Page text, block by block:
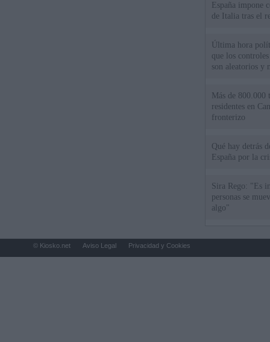
España impone
de Italia tras el
Última hora
que los
son aleatorios y
Más de 800.000
residentes en
fronterizo
Qué hay detrás
España por la
Sira Rego: "Es
personas se
algo"
© Kiosko.net Aviso Legal Privacidad y Cookies